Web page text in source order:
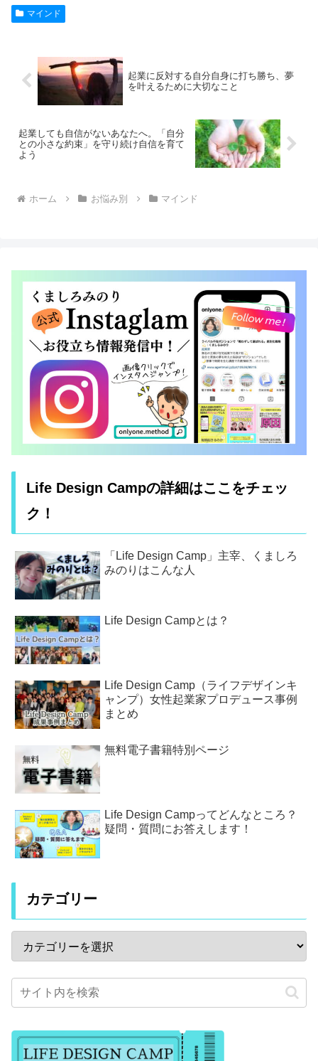
マインド
起業に反対する自分自身に打ち勝ち、夢
を叶えるために大切なこと
起業しても自信がないあなたへ。「自分
との小さな約束」を守り続け自信を育て
よう
ホーム お悩み別 マインド
Life Design Campの詳細はここをチェッ
ク！
「Life Design Camp」主宰、くましろ
みのりはこんな人
Life Design Campとは？
Life Design Camp（ライフデザインキ
ャンプ）女性起業家プロデュース事例
まとめ
無料電子書籍特別ページ
Life Design Campってどんなところ？
疑問・質問にお答えします！
カテゴリー